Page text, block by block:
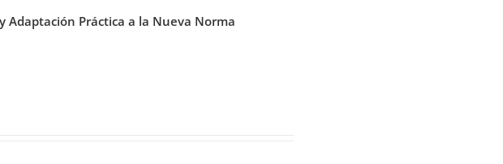
Adaptación Práctica a la Nueva Norma